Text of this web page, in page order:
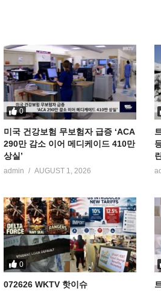
0
미국 건강보험 무보험자 급증 ‘ACA
290만 감소 이어 메디케이드 410만
상실’
admin AUGUST 1, 2026
0
072626 WKTV 핫이슈